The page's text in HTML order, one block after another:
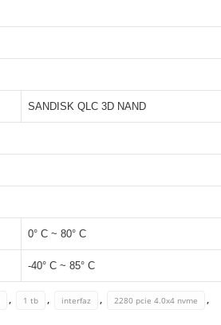
SANDISK QLC 3D NAND
0° C ~ 80° C
-40° C ~ 85° C
, 1 tb , interfaz , 2280 pcie 4.0x4 nvme ,